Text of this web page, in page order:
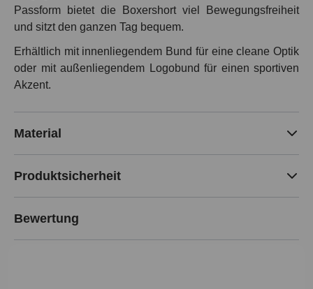
Passform bietet die Boxershort viel Bewegungsfreiheit
und sitzt den ganzen Tag bequem.
Erhältlich mit innenliegendem Bund für eine cleane Optik
oder mit außenliegendem Logobund für einen sportiven
Akzent.
Material
Produktsicherheit
Bewertung